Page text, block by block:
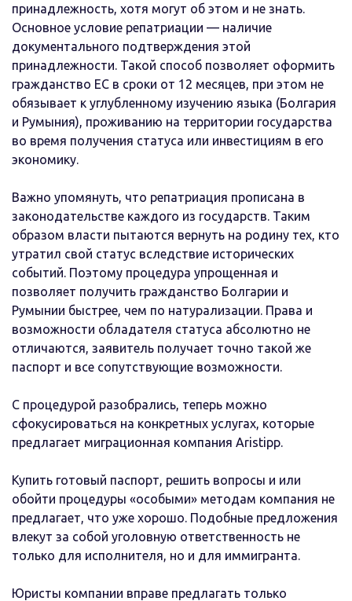
принадлежность, хотя могут об этом и не знать.
Основное условие репатриации — наличие
документального подтверждения этой
принадлежности. Такой способ позволяет оформить
гражданство ЕС в сроки от 12 месяцев, при этом не
обязывает к углубленному изучению языка (Болгария
и Румыния), проживанию на территории государства
во время получения статуса или инвестициям в его
экономику.
Важно упомянуть, что репатриация прописана в
законодательстве каждого из государств. Таким
образом власти пытаются вернуть на родину тех, кто
утратил свой статус вследствие исторических
событий. Поэтому процедура упрощенная и
позволяет получить гражданство Болгарии и
Румынии быстрее, чем по натурализации. Права и
возможности обладателя статуса абсолютно не
отличаются, заявитель получает точно такой же
паспорт и все сопутствующие возможности.
С процедурой разобрались, теперь можно
сфокусироваться на конкретных услугах, которые
предлагает миграционная компания Aristipp.
Купить готовый паспорт, решить вопросы и или
обойти процедуры «особыми» методам компания не
предлагает, что уже хорошо. Подобные предложения
влекут за собой уголовную ответственность не
только для исполнителя, но и для иммигранта.
Юристы компании вправе предлагать только